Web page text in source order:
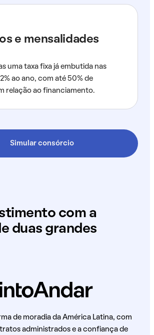
e mensalidades
uma taxa fixa já embutida nas
ao ano, com até 50% de
relação ao financiamento.
Simular consórcio
com a
duas grandes
de moradia da América Latina, com
administrados e a confiança de